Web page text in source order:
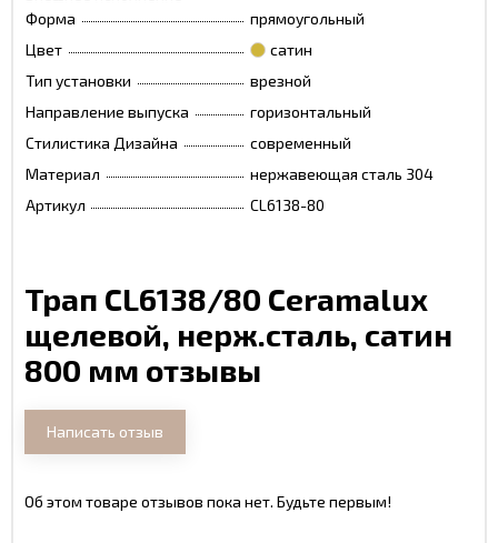
Форма
прямоугольный
Цвет
сатин
Тип установки
врезной
Направление выпуска
горизонтальный
Стилистика Дизайна
современный
Материал
нержавеющая сталь 304
Артикул
CL6138-80
Трап CL6138/80 Ceramalux
щелевой, нерж.сталь, сатин
800 мм отзывы
Написать отзыв
Об этом товаре отзывов пока нет. Будьте первым!